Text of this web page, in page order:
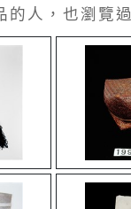
的人，也瀏覽過